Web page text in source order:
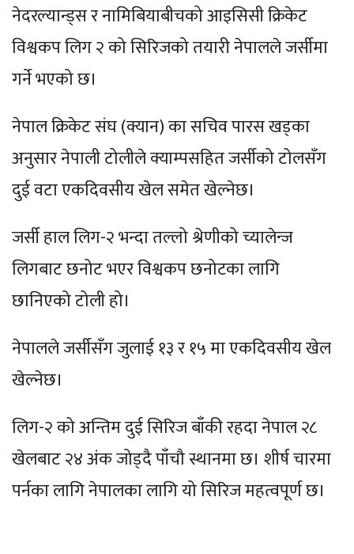
नेदरल्यान्ड्स र नामिबियाबीचको आइसिसी क्रिकेट
विश्वकप लिग २ को सिरिजको तयारी नेपालले जर्सीमा
गर्ने भएको छ।
नेपाल क्रिकेट संघ (क्यान) का सचिव पारस खड्का
अनुसार नेपाली टोलीले क्याम्पसहित जर्सीको टोलसँग
दुई वटा एकदिवसीय खेल समेत खेल्नेछ।
जर्सी हाल लिग-२ भन्दा तल्लो श्रेणीको च्यालेन्ज
लिगबाट छनोट भएर विश्वकप छनोटका लागि
छानिएको टोली हो।
नेपालले जर्सीसँग जुलाई १३ र १५ मा एकदिवसीय खेल
खेल्नेछ।
लिग-२ को अन्तिम दुई सिरिज बाँकी रहदा नेपाल २८
खेलबाट २४ अंक जोड्दै पाँचौ स्थानमा छ। शीर्ष चारमा
पर्नका लागि नेपालका लागि यो सिरिज महत्वपूर्ण छ।